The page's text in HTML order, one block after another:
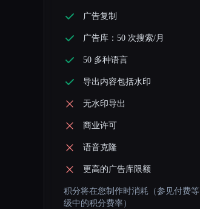
广告复制
广告库：50 次搜索/月
50 多种语言
导出内容包括水印
无水印导出
商业许可
语音克隆
更高的广告库限额
积分将在您制作时消耗（参见付费等
级中的积分费率）